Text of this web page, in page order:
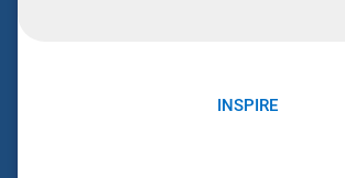
INSPIRE